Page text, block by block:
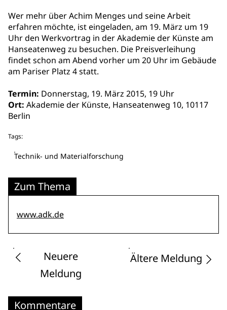
Wer mehr über Achim Menges und seine Arbeit
erfahren möchte, ist eingeladen, am 19. März um 19
Uhr den Werkvortrag in der Akademie der Künste am
Hanseatenweg zu besuchen. Die Preisverleihung
findet schon am Abend vorher um 20 Uhr im Gebäude
am Pariser Platz 4 statt.
Termin: Donnerstag, 19. März 2015, 19 Uhr
Ort: Akademie der Künste, Hanseatenweg 10, 10117
Berlin
Tags:
Technik- und Materialforschung
Zum Thema
www.adk.de
Neuere
Meldung
Ältere Meldung
Kommentare